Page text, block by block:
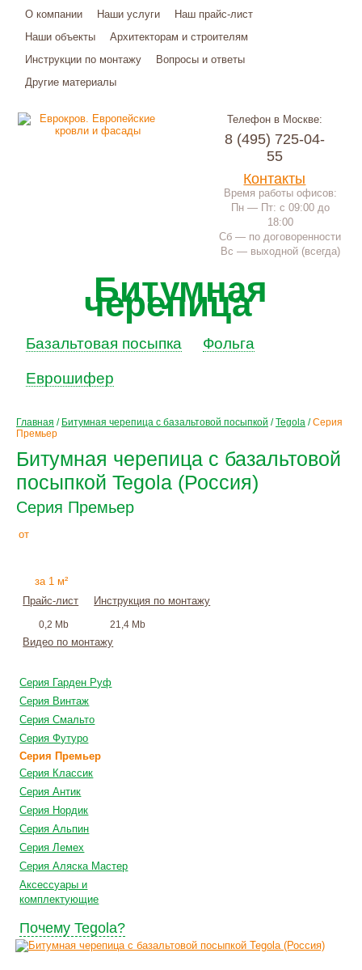
О компании Наши услуги
Наш прайс-лист
Наши объекты
Архитекторам и строителям
Инструкции по монтажу
Вопросы и ответы
Другие материалы
Телефон в Москве:
8 (495) 725-04-
55
Контакты
Время работы офисов:
Пн — Пт: с 09:00 до
18:00
Сб — по договоренности
Вс — выходной (всегда)
Битумная
черепица
Базальтовая посыпка Фольга
Еврошифер
Главная / Битумная черепица с базальтовой посыпкой /Tegola /Серия
Премьер
Битумная черепица с базальтовой
посыпкой Tegola (Россия)
Серия Премьер
от
за 1 м²
Прайс-лист
0,2 Mb
Инструкция по монтажу
21,4 Mb
Видео по монтажу
Серия Гарден Руф
Серия Винтаж
Серия Смальто
Серия Футуро
Серия Премьер
Серия Классик
Серия Антик
Серия Нордик
Серия Альпин
Серия Лемех
Серия Аляска Мастер
Аксессуары и
комплектующие
Почему Tegola?